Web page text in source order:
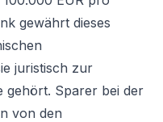
gewährt dieses
juristisch zur
gehört. Sparer bei der
von den